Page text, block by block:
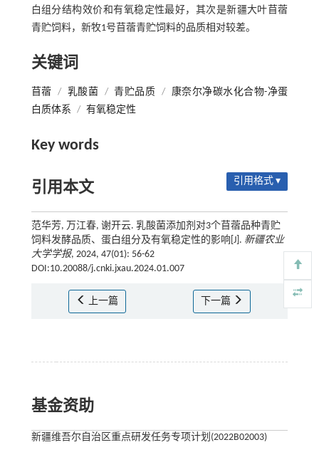
白组分结构效价和有氧稳定性最好，其次是新疆大叶苜蓿
青贮饲料，新牧1号苜蓿青贮饲料的品质相对较差。
关键词
苜蓿 / 乳酸菌 / 青贮品质 / 康奈尔净碳水化合物-净蛋
白质体系 / 有氧稳定性
Key words
引用本文 引用格式 ▾
范华芳, 万江春, 谢开云. 乳酸菌添加剂对3个苜蓿品种青贮
饲料发酵品质、蛋白组分及有氧稳定性的影响[J]. 新疆农业
大学学报, 2024, 47(01): 56-62
DOI:10.20088/j.cnki.jxau.2024.01.007
上一篇 下一篇
基金资助
新疆维吾尔自治区重点研发任务专项计划(2022B02003)